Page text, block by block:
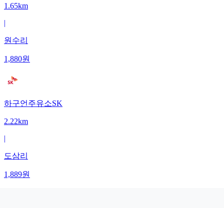
1.65km
|
원수리
1,880원
하구언주유소SK
2.22km
|
도삼리
1,889원